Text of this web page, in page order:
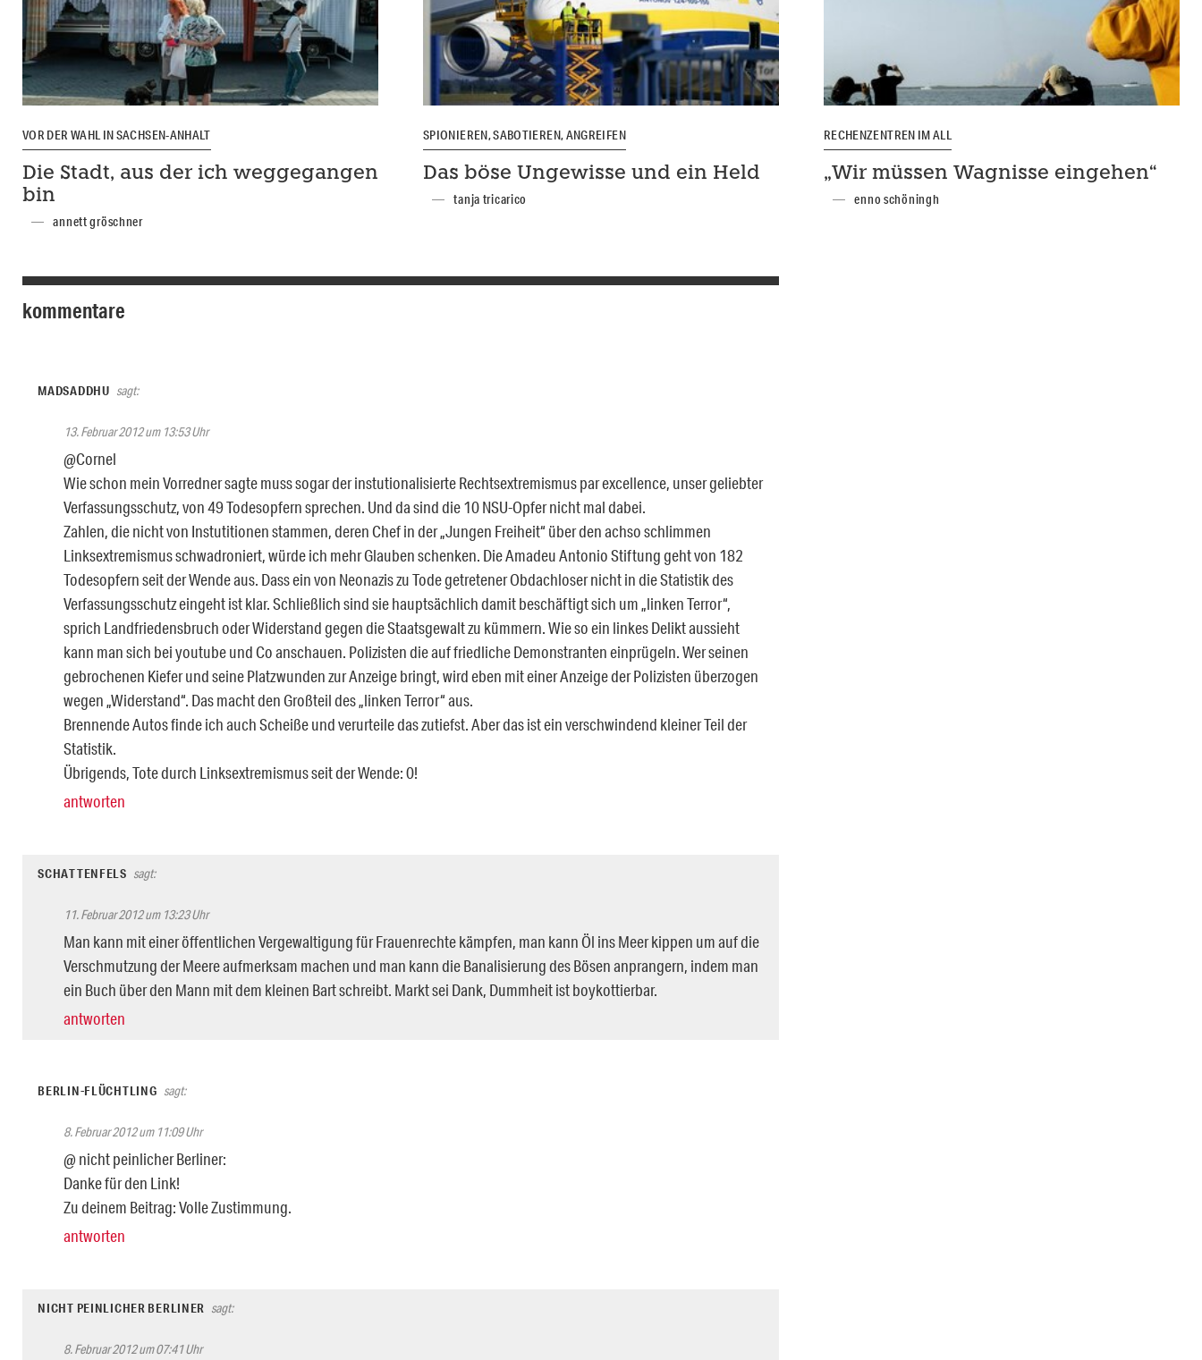
VOR DER WAHL IN SACHSEN-ANHALT
Die Stadt, aus der ich weggegangen
bin
annett gröschner
SPIONIEREN, SABOTIEREN, ANGREIFEN
Das böse Ungewisse und ein Held
tanja tricarico
RECHENZENTREN IM ALL
„Wir müssen Wagnisse eingehen“
enno schöningh
kommentare
MADSADDHU sagt:
13. Februar 2012 um 13:53 Uhr
@Cornel
Wie schon mein Vorredner sagte muss sogar der instutionalisierte Rechtsextremismus par excellence, unser geliebter
Verfassungsschutz, von 49 Todesopfern sprechen. Und da sind die 10 NSU-Opfer nicht mal dabei.
Zahlen, die nicht von Instutitionen stammen, deren Chef in der „Jungen Freiheit“ über den achso schlimmen
Linksextremismus schwadroniert, würde ich mehr Glauben schenken. Die Amadeu Antonio Stiftung geht von 182
Todesopfern seit der Wende aus. Dass ein von Neonazis zu Tode getretener Obdachloser nicht in die Statistik des
Verfassungsschutz eingeht ist klar. Schließlich sind sie hauptsächlich damit beschäftigt sich um „linken Terror“,
sprich Landfriedensbruch oder Widerstand gegen die Staatsgewalt zu kümmern. Wie so ein linkes Delikt aussieht
kann man sich bei youtube und Co anschauen. Polizisten die auf friedliche Demonstranten einprügeln. Wer seinen
gebrochenen Kiefer und seine Platzwunden zur Anzeige bringt, wird eben mit einer Anzeige der Polizisten überzogen
wegen „Widerstand“. Das macht den Großteil des „linken Terror“ aus.
Brennende Autos finde ich auch Scheiße und verurteile das zutiefst. Aber das ist ein verschwindend kleiner Teil der
Statistik.
Übrigends, Tote durch Linksextremismus seit der Wende: 0!
antworten
SCHATTENFELS sagt:
11. Februar 2012 um 13:23 Uhr
Man kann mit einer öffentlichen Vergewaltigung für Frauenrechte kämpfen, man kann Öl ins Meer kippen um auf die
Verschmutzung der Meere aufmerksam machen und man kann die Banalisierung des Bösen anprangern, indem man
ein Buch über den Mann mit dem kleinen Bart schreibt. Markt sei Dank, Dummheit ist boykottierbar.
antworten
BERLIN-FLÜCHTLING sagt:
8. Februar 2012 um 11:09 Uhr
@ nicht peinlicher Berliner:
Danke für den Link!
Zu deinem Beitrag: Volle Zustimmung.
antworten
NICHT PEINLICHER BERLINER sagt:
8. Februar 2012 um 07:41 Uhr